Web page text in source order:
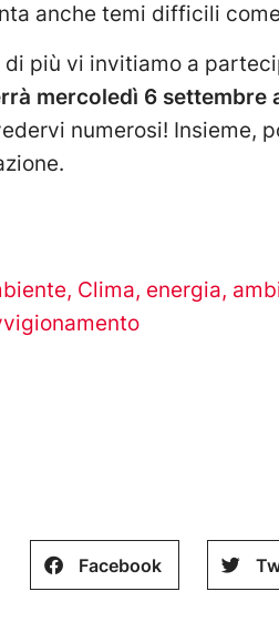
anche temi difficili
di più vi invitiamo a
mercoledì 6 settembre
numerosi! Insieme,
, Clima, energia,
Facebook